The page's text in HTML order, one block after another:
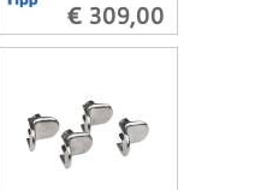
€ 309,00